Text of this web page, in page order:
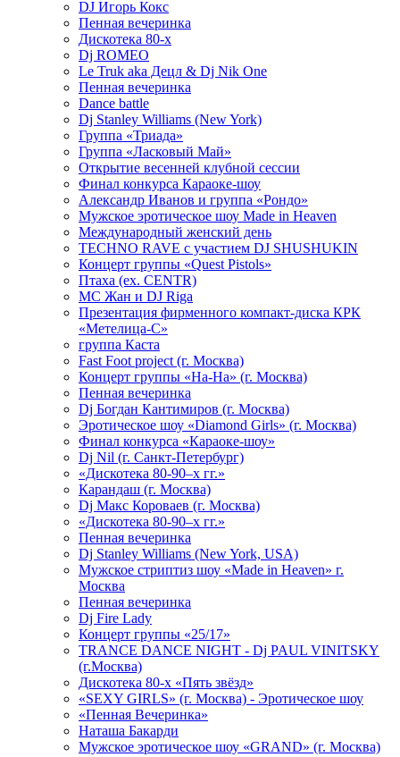
DJ Игорь Кокс
Пенная вечеринка
Дискотека 80-х
Dj ROMEO
Le Truk aka Децл & Dj Nik One
Пенная вечеринка
Dance battle
Dj Stanley Williams (New York)
Группа «Триада»
Группа «Ласковый Май»
Открытие весенней клубной сессии
Финал конкурса Караоке-шоу
Александр Иванов и группа «Рондо»
Мужское эротическое шоу Made in Heaven
Международный женский день
TECHNO RAVE с участием DJ SHUSHUKIN
Концерт группы «Quest Pistols»
Птаха (ex. CENTR)
МС Жан и DJ Riga
Презентация фирменного компакт-диска КРК
«Метелица-С»
группа Каста
Fast Foot project (г. Москва)
Концерт группы «На-На» (г. Москва)
Пенная вечеринка
Dj Богдан Кантимиров (г. Москва)
Эротическое шоу «Diamond Girls» (г. Москва)
Финал конкурса «Караоке-шоу»
Dj Nil (г. Санкт-Петербург)
«Дискотека 80-90–х гг.»
Карандаш (г. Москва)
Dj Макс Короваев (г. Москва)
«Дискотека 80-90–х гг.»
Пенная вечеринка
Dj Stanley Williams (New York, USA)
Мужское стриптиз шоу «Made in Heaven» г.
Москва
Пенная вечеринка
Dj Fire Lady
Концерт группы «25/17»
TRANCE DANCE NIGHT - Dj PAUL VINITSKY
(г.Москва)
Дискотека 80-х «Пять звёзд»
«SEXY GIRLS» (г. Москва) - Эротическое шоу
«Пенная Вечеринка»
Hаташа Бакарди
Мужское эротическое шоу «GRAND» (г. Москва)